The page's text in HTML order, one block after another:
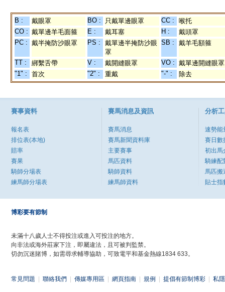
B : 戴眼罩 BO : 只戴單邊眼罩 CC :
喉托
CO : 戴單邊羊毛面箍 E : 戴耳塞 H :
戴頭罩
PC : 戴半掩防沙眼罩 PS :
戴單邊半掩防沙眼
罩
SB : 戴羊毛額箍
TT : 綁繫舌帶 V : 戴開縫眼罩 VO : 戴單邊開縫眼罩
"1" :
首次 "2" : 重戴 "-" : 除去
賽事資料
報名表
排位表(本地)
賠率
賽果
騎師分場表
練馬師分場表
賽馬消息及資訊
賽馬消息
賽馬新聞資料庫
主要賽事
馬匹資料
騎師資料
練馬師資料
分析
速勢能
賽日數
初出馬
騎練配
馬匹搬
貼士指
博彩要有節制
未滿十八歲人士不得投注或進入可投注的地方。
向非法或海外莊家下注，即屬違法，且可被判監禁。
切勿沉迷賭博，如需尋求輔導協助，可致電平和基金熱線1834 633。
常見問題 聯絡我們 傳媒專用區 網頁指南 規例 提倡有節制博彩 私